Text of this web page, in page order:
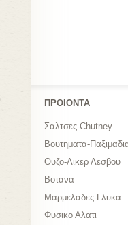
ΠΡΟΙΟΝΤΑ
Σαλτσες-Chutney
Βουτηματα-
Ουζο-Λικερ Λεσβου
Βοτανα
Μαρμελαδες-Γλυκα
Φυσικο Αλατι